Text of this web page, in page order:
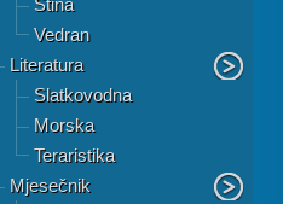
Stina
Vedran
Literatura
Slatkovodna
Morska
Teraristika
Mjesečnik